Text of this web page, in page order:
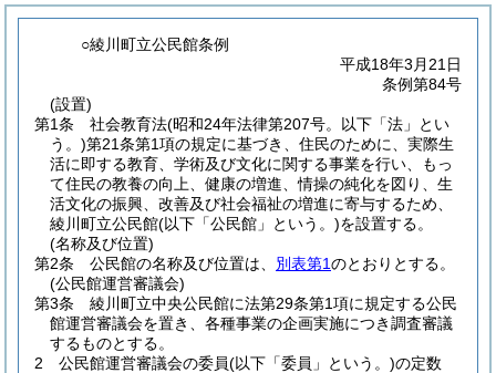
○綾川町立公民館条例
平成18年3月21日
条例第84号
(設置)
第1条
社会教育法(昭和24年法律第207号。以下「法」とい
う。)第21条第1項の規定に基づき、住民のために、実際生
活に即する教育、学術及び文化に関する事業を行い、もっ
て住民の教養の向上、健康の増進、情操の純化を図り、生
活文化の振興、改善及び社会福祉の増進に寄与するため、
綾川町立公民館(以下「公民館」という。)を設置する。
(名称及び位置)
第2条
公民館の名称及び位置は、 別表第1のとおりとする。
(公民館運営審議会)
第3条
綾川町立中央公民館に法第29条第1項に規定する公民
館運営審議会を置き、各種事業の企画実施につき調査審議
するものとする。
2
公民館運営審議会の委員(以下「委員」という。)の定数